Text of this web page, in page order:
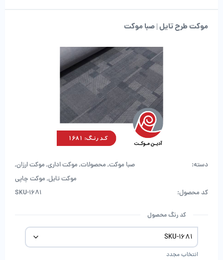
موکت طرح تایل | صبا موکت
دسته: صبا موکت, محصولات, موکت اداری, موکت ارزان,
موکت تایل, موکت چاپی
کد محصول:
SKU-1681
کد رنگ محصول
انتخاب مجدد